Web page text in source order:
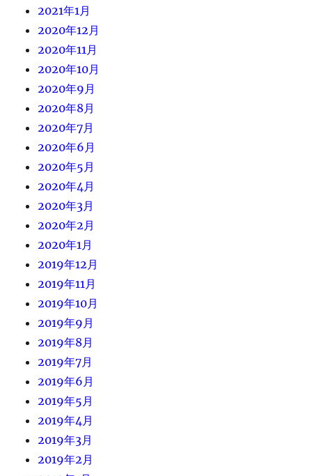
2021年1月
2020年12月
2020年11月
2020年10月
2020年9月
2020年8月
2020年7月
2020年6月
2020年5月
2020年4月
2020年3月
2020年2月
2020年1月
2019年12月
2019年11月
2019年10月
2019年9月
2019年8月
2019年7月
2019年6月
2019年5月
2019年4月
2019年3月
2019年2月